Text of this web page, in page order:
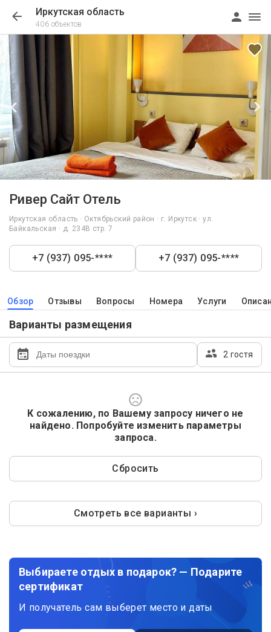
Иркутская область
406 объектов
Ривер Сайт Отель
Иркутская область · Октябрьский район · г. Иркутск · ул.
Байкальская · д. 234В стр. 7
+7 (937) 095-**** +7 (937) 095-****
Обзор Отзывы Вопросы Номера Услуги
Варианты размещения
2 гостя
К сожалению, по Вашему запросу ничего не
найдено. Попробуйте изменить параметры
запроса.
Сбросить
Смотреть все варианты ›
Выбираете отдых в подарок? — Подарите
сертификат
И получатель сам выберет место и даты